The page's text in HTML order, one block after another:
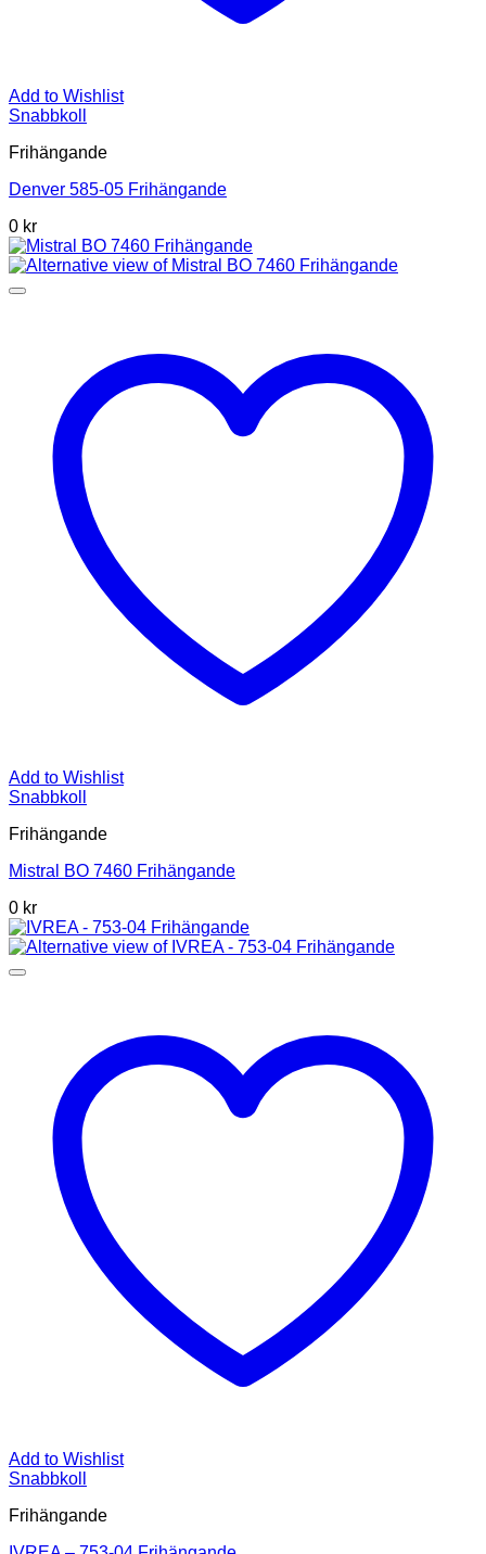
Add to Wishlist
Snabbkoll
Frihängande
Denver 585-05 Frihängande
0 kr
Add to Wishlist
Snabbkoll
Frihängande
Mistral BO 7460 Frihängande
0 kr
Add to Wishlist
Snabbkoll
Frihängande